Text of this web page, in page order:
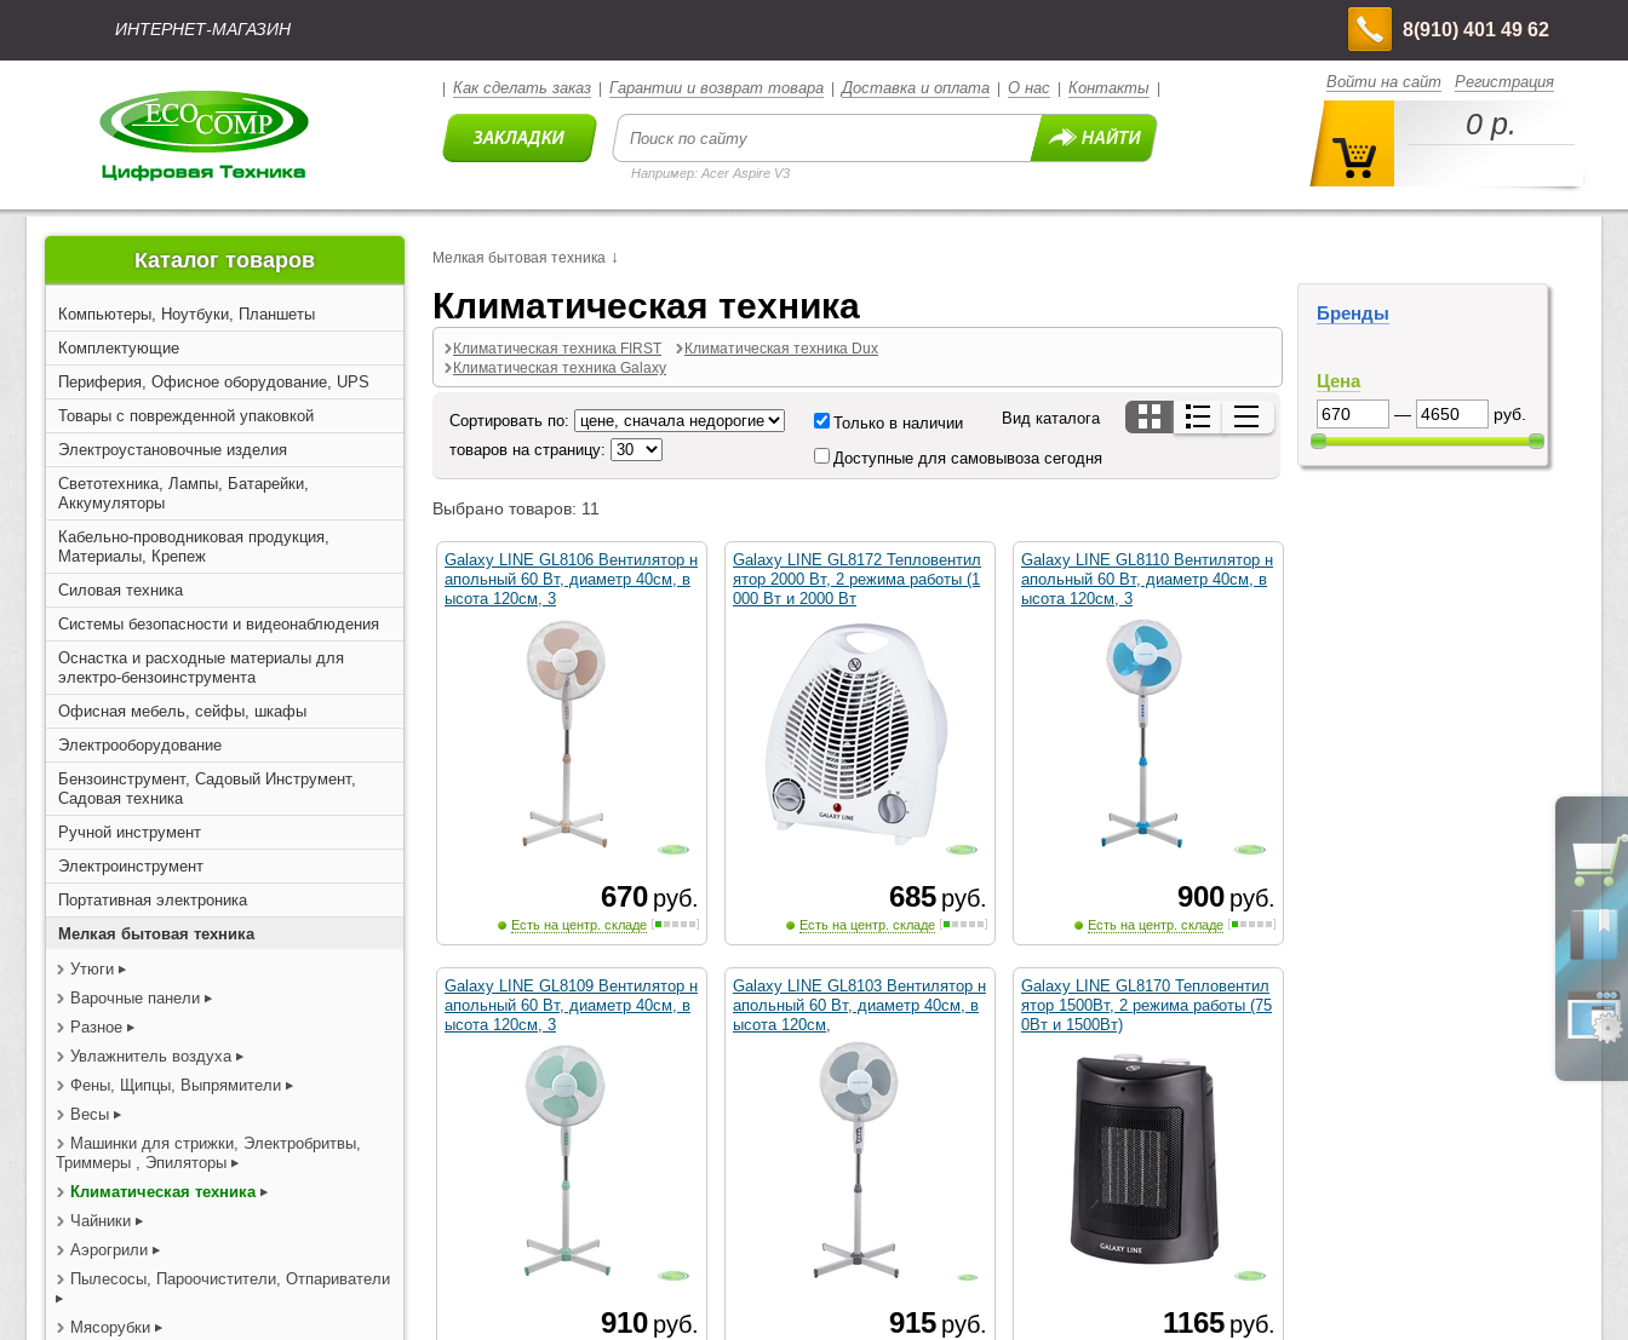
ИНТЕРНЕТ-МАГАЗИН 8(910) 401 49 62
Как сделать заказ Гарантии и возврат товара |Доставка и оплата О нас Контакты
Например: Acer Aspire V3
Войти на сайт Регистрация
0 р.
Каталог товаров
Компьютеры, Ноутбуки, Планшеты
Комплектующие
Периферия, Офисное оборудование, UPS
Товары с поврежденной упаковкой
Электроустановочные изделия
Светотехника, Лампы, Батарейки,
Аккумуляторы
Кабельно-проводниковая продукция,
Материалы, Крепеж
Силовая техника
Системы безопасности и видеонаблюдения
Оснастка и расходные материалы для
электро-бензоинструмента
Офисная мебель, сейфы, шкафы
Электрооборудование
Бензоинструмент, Садовый Инструмент,
Садовая техника
Ручной инструмент
Электроинструмент
Портативная электроника
Мелкая бытовая техника
Утюги
Варочные панели
Разное
Увлажнитель воздуха
Фены, Щипцы, Выпрямители
Весы
Машинки для стрижки, Электробритвы,
Триммеры , Эпиляторы
Климатическая техника
Чайники
Аэрогрили
Пылесосы, Пароочистители, Отпариватели
Мясорубки
Мелкая бытовая техника ↓
Климатическая техника
Климатическая техника FIRST
Климатическая техника Galaxy
Климатическая техника Dux
Сортировать по:
товаров на страницу:
Только в наличии
Доступные для самовывоза сегодня
Вид каталога
Выбрано товаров: 11
Galaxy LINE GL8106 Вентилятор н
апольный 60 Вт, диаметр 40см, в
ысота 120см, 3
670 руб.
Есть на центр. складе
Galaxy LINE GL8172 Тепловентил
ятор 2000 Вт, 2 режима работы (1
000 Вт и 2000 Вт
685 руб.
Есть на центр. складе
Galaxy LINE GL8110 Вентилятор н
апольный 60 Вт, диаметр 40см, в
ысота 120см, 3
900 руб.
Есть на центр. складе
Galaxy LINE GL8109 Вентилятор н
апольный 60 Вт, диаметр 40см, в
ысота 120см, 3
910 руб.
Galaxy LINE GL8103 Вентилятор н
апольный 60 Вт, диаметр 40см, в
ысота 120см,
915 руб.
Galaxy LINE GL8170 Тепловентил
ятор 1500Вт, 2 режима работы (75
0Вт и 1500Вт)
1165 руб.
Бренды
Цена
— руб.